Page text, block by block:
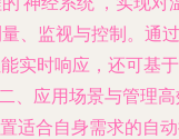
、监视与控制。通过
实时响应，还可基于
、应用场景与管理
适合自身需求的自